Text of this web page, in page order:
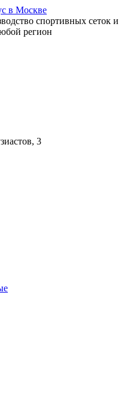
спортивных сеток и
регион
3